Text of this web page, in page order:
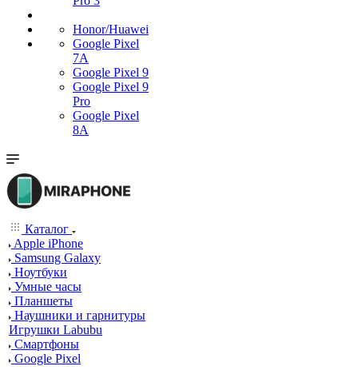
Honor/Huawei
Google Pixel
7А
Google Pixel 9
Google Pixel 9
Pro
Google Pixel
8A
Каталог
Apple iPhone
Samsung Galaxy
Ноутбуки
Умные часы
Планшеты
Наушники и гарнитуры
Игрушки Labubu
Смартфоны
Google Pixel